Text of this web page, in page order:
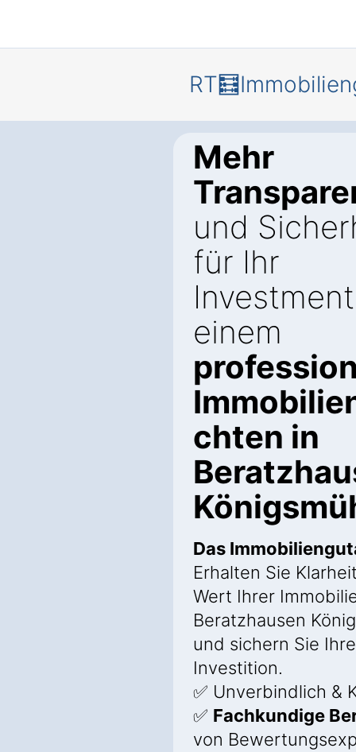
Mehr
und
für Ihr
einem
chten in
Das
Erhalten Sie
Wert Ihrer
Beratzhausen
und sichern Sie Ihre
Investition.
✅ Unverbindlich &
✅ Fachkundige
von